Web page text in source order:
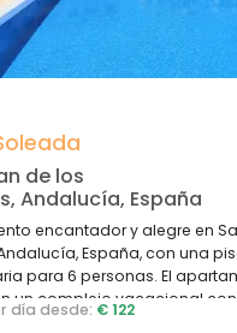
de los
Andalucía, España
encantador y alegre en
España, con una
para 6 personas. El
un complejo vacacional
en una zona costera y
día desde: € 122